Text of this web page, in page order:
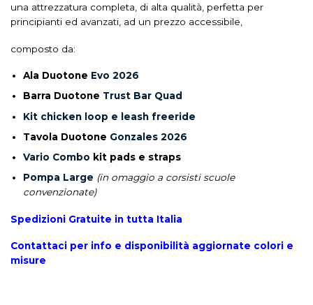
una attrezzatura completa, di alta qualità, perfetta per
principianti ed avanzati, ad un prezzo accessibile,
composto da:
Ala Duotone Evo 2026
Barra Duotone Trust Bar Quad
Kit chicken loop e leash freeride
Tavola Duotone Gonzales 2026
Vario Combo kit pads e straps
Pompa Large (in omaggio a corsisti scuole
convenzionate)
Spedizioni Gratuite in tutta Italia
Contattaci per info e disponibilità aggiornate colori e
misure